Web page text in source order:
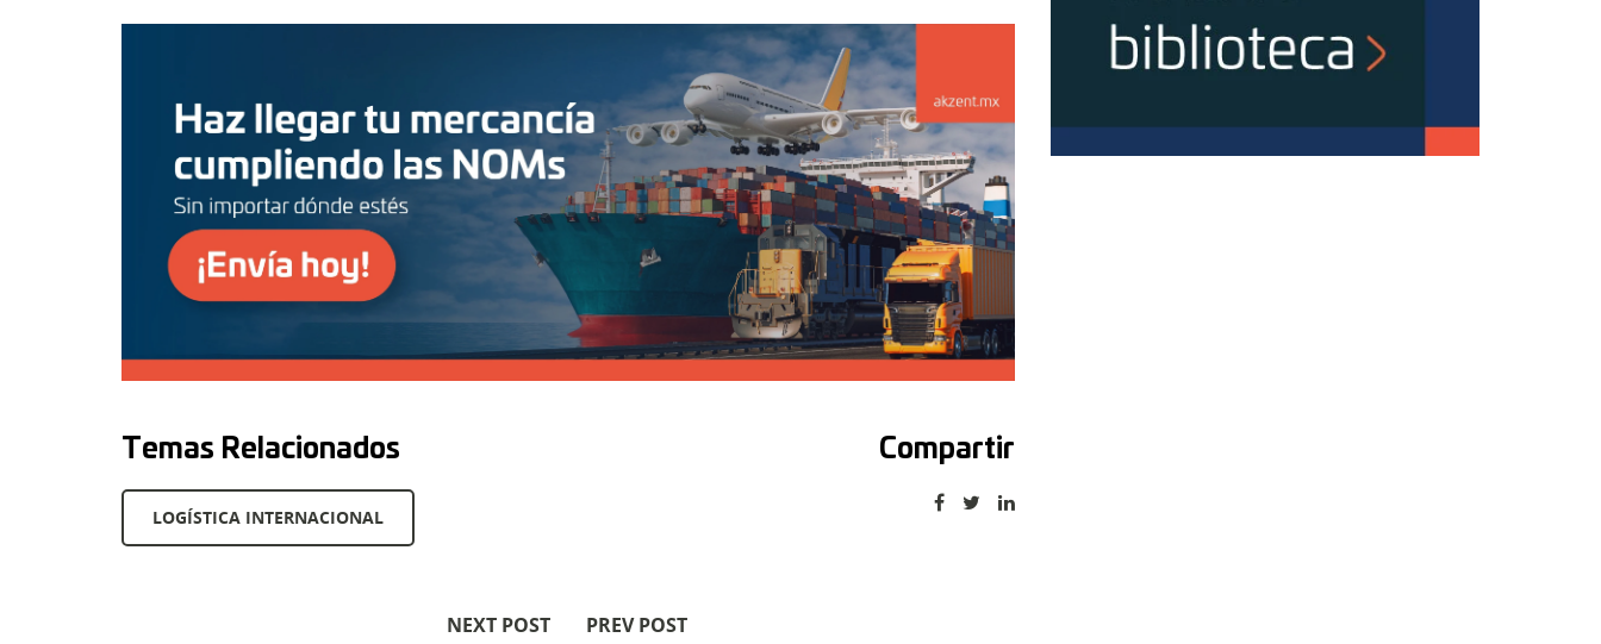
Temas Relacionados
LOGÍSTICA INTERNACIONAL
Compartir
NEXT POST PREV POST